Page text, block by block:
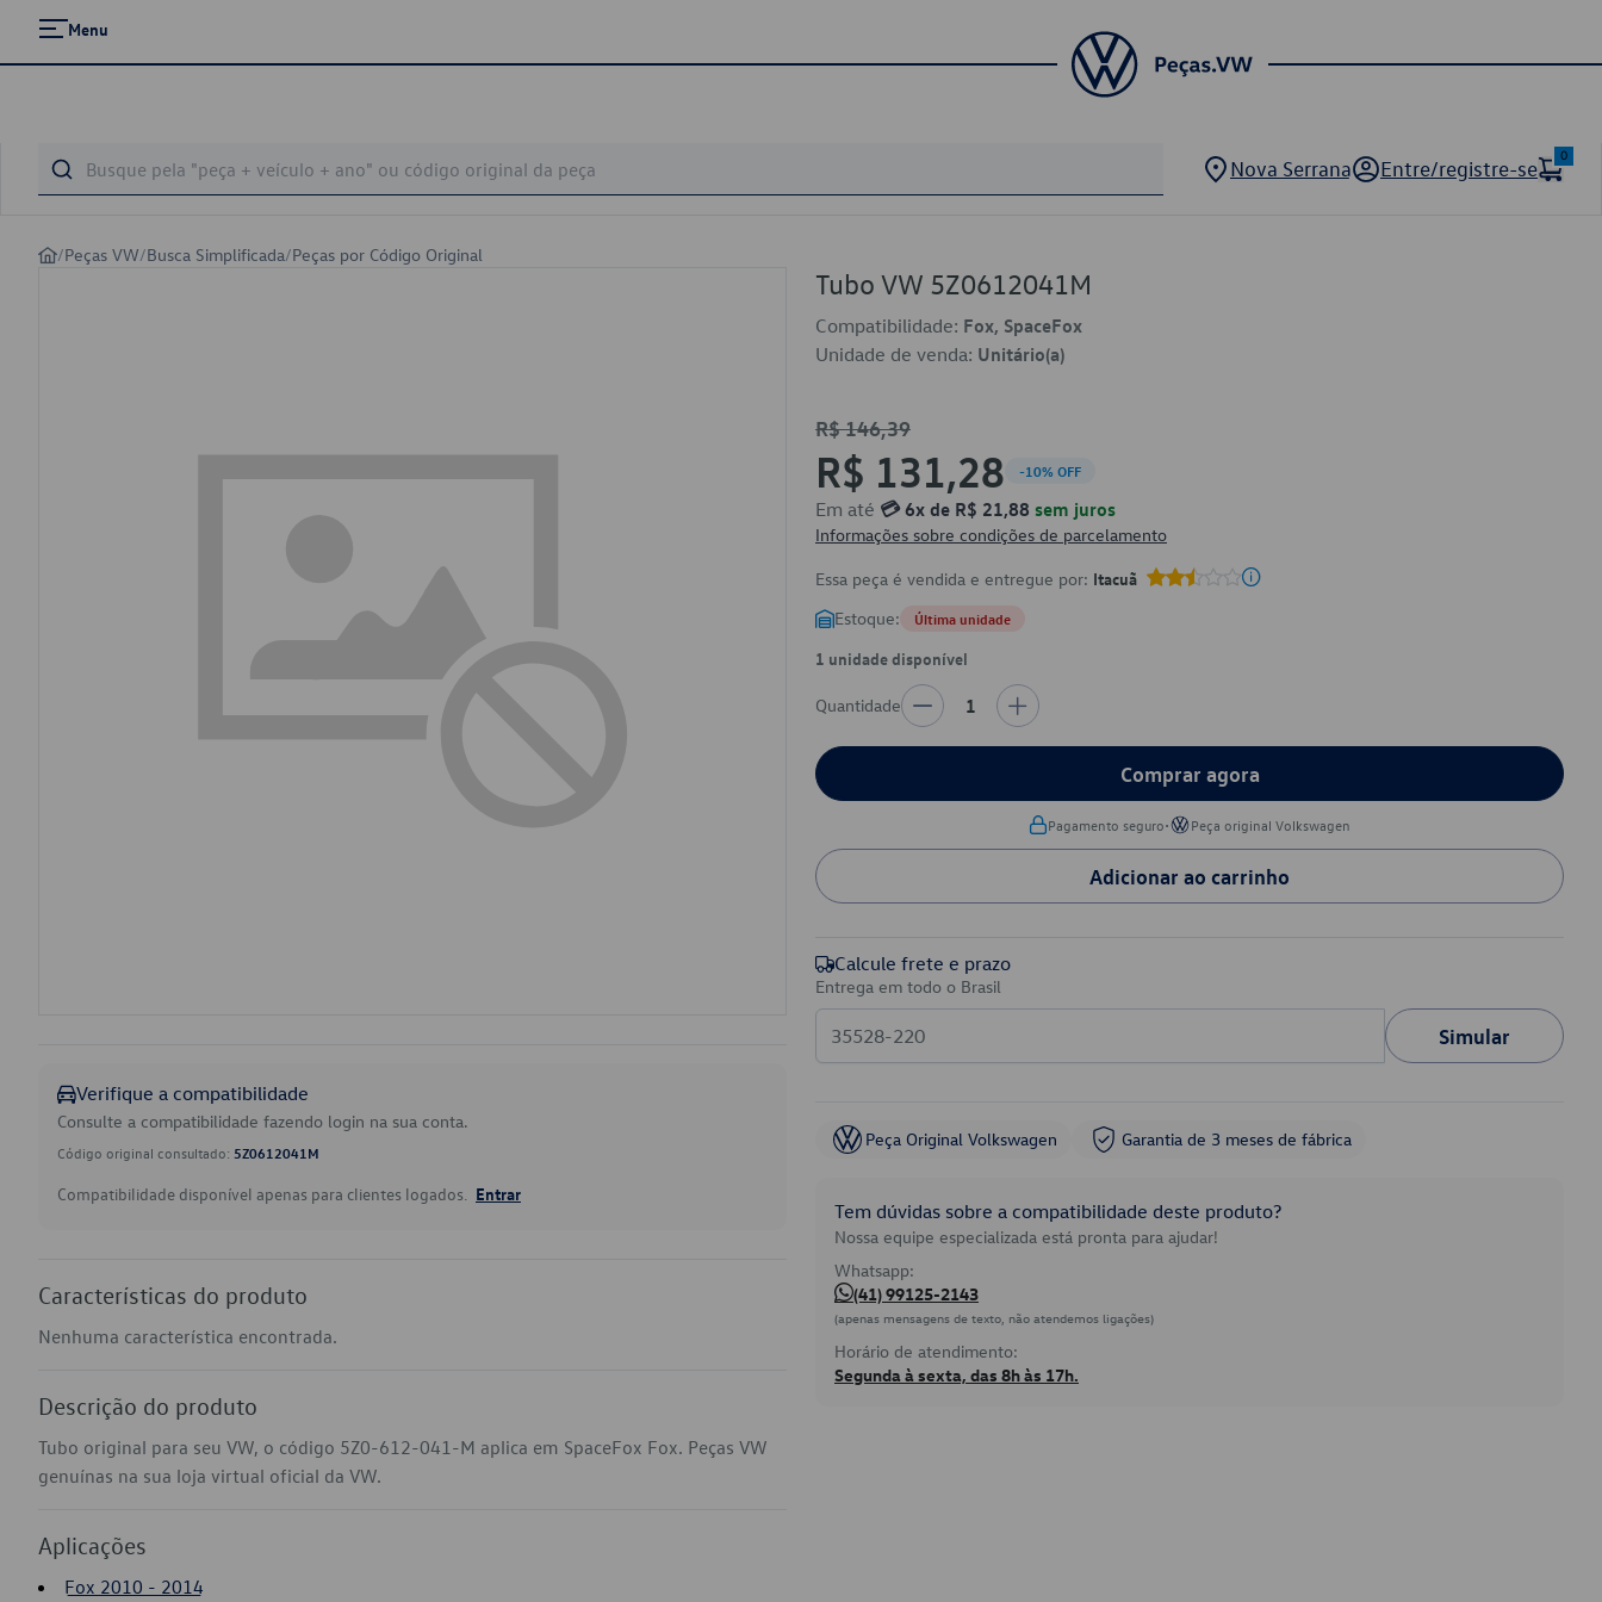
Menu
Nova Serrana Entre/registre-se
0
/Peças VW/Busca Simplificada/Peças por Código Original
Verifique a compatibilidade
Consulte a compatibilidade fazendo login na sua conta.
Código original consultado: 5Z0612041M
Compatibilidade disponível apenas para clientes logados. Entrar
Características do produto
Nenhuma característica encontrada.
Descrição do produto
Tubo original para seu VW, o código 5Z0-612-041-M aplica em SpaceFox Fox. Peças VW
genuínas na sua loja virtual oficial da VW.
Aplicações
Fox 2010 - 2014
Tubo VW 5Z0612041M
Compatibilidade: Fox, SpaceFox
Unidade de venda: Unitário(a)
R$ 146,39
R$ 131,28 -10% OFF
Em até 💳 6x de R$ 21,88 sem juros
Informações sobre condições de parcelamento
Essa peça é vendida e entregue por: Itacuã
Estoque: Última unidade
1 unidade disponível
Quantidade 1
Comprar agora
Pagamento seguro• Peça original Volkswagen
Adicionar ao carrinho
Calcule frete e prazo
Entrega em todo o Brasil
Simular
Peça Original Volkswagen Garantia de 3 meses de fábrica
Tem dúvidas sobre a compatibilidade deste produto?
Nossa equipe especializada está pronta para ajudar!
Whatsapp:
(41) 99125-2143
(apenas mensagens de texto, não atendemos ligações)
Horário de atendimento:
Segunda à sexta, das 8h às 17h.